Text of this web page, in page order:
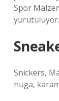
Spor
yürütülüyor.
Snickers,
nuga,